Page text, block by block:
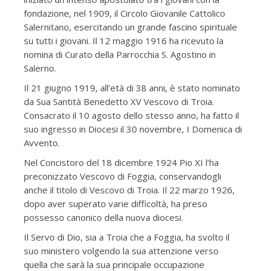
fondazione, nel 1909, il Circolo Giovanile Cattolico
Salernitano, esercitando un grande fascino spirituale
su tutti i giovani. Il 12 maggio 1916 ha ricevuto la
nomina di Curato della Parrocchia S. Agostino in
Salerno.
Il 21 giugno 1919, all’età di 38 anni, è stato nominato
da Sua Santità Benedetto XV Vescovo di Troia.
Consacrato il 10 agosto dello stesso anno, ha fatto il
suo ingresso in Diocesi il 30 novembre, I Domenica di
Avvento.
Nel Concistoro del 18 dicembre 1924 Pio XI l’ha
preconizzato Vescovo di Foggia, conservandogli
anche il titolo di Vescovo di Troia. Il 22 marzo 1926,
dopo aver superato varie difficoltà, ha preso
possesso canonico della nuova diocesi.
Il Servo di Dio, sia a Troia che a Foggia, ha svolto il
suo ministero volgendo la sua attenzione verso
quella che sarà la sua principale occupazione